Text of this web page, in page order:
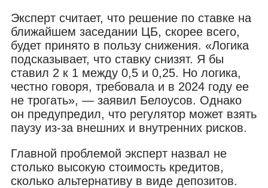
Эксперт считает, что решение по ставке на
ближайшем заседании ЦБ, скорее всего,
будет принято в пользу снижения. «Логика
подсказывает, что ставку снизят. Я бы
ставил 2 к 1 между 0,5 и 0,25. Но логика,
честно говоря, требовала и в 2024 году ее
не трогать», — заявил Белоусов. Однако
он предупредил, что регулятор может взять
паузу из-за внешних и внутренних рисков.
Главной проблемой эксперт назвал не
столько высокую стоимость кредитов,
сколько альтернативу в виде депозитов.